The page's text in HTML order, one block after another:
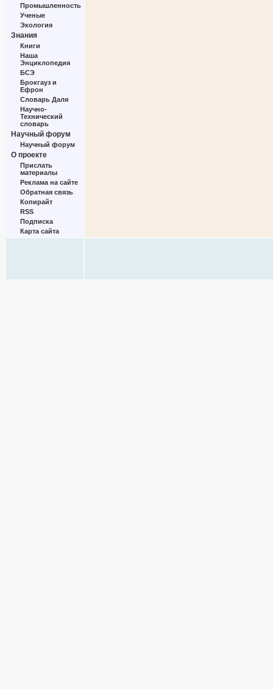
Промышленность
Ученые
Экология
Знания
Книги
Наша
Энциклопедия
БСЭ
Брокгауз и
Ефрон
Словарь Даля
Научно-
Технический
словарь
Научный форум
Научный форум
О проекте
Прислать
материалы
Реклама на сайте
Обратная связь
Копирайт
RSS
Подписка
Карта сайта